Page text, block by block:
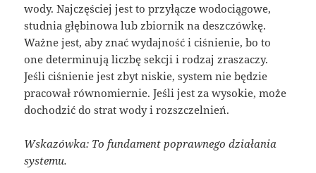
wody. Najczęściej jest to przyłącze wodociągowe,
studnia głębinowa lub zbiornik na deszczówkę.
Ważne jest, aby znać wydajność i ciśnienie, bo to
one determinują liczbę sekcji i rodzaj zraszaczy.
Jeśli ciśnienie jest zbyt niskie, system nie będzie
pracował równomiernie. Jeśli jest za wysokie, może
dochodzić do strat wody i rozszczelnień.
Wskazówka: To fundament poprawnego działania
systemu.